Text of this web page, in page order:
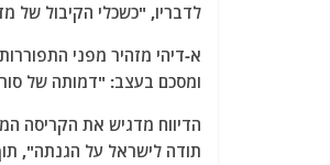
לדבריו, "כשכלי הקיבול של
א-דיהי מזהיר מפני
ומסכם בעצב: "דמותה של
הדיווח מדגיש את הקריסה
תודה לישראל על הגנתה", תוך